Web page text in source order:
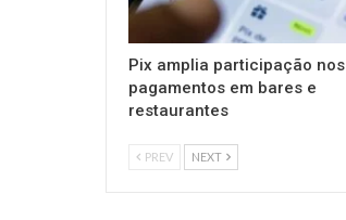
Pix amplia participação nos
pagamentos em bares e
restaurantes
PREV NEXT